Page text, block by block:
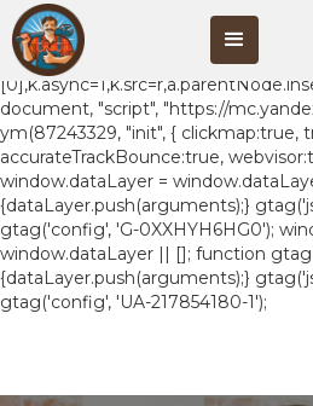
[]).push(arguments)}; m[i].l=1*new
document, "script", "https://
ym(87243329, "init", { clickmap:true,
accurateTrackBounce:true,
window.dataLayer =
{dataLayer.push(arguments);}
gtag('config', 'G-0XXHYH6HG0');
window.dataLayer || []; function
{dataLayer.push(arguments);}
gtag('config', 'UA-217854180-1');